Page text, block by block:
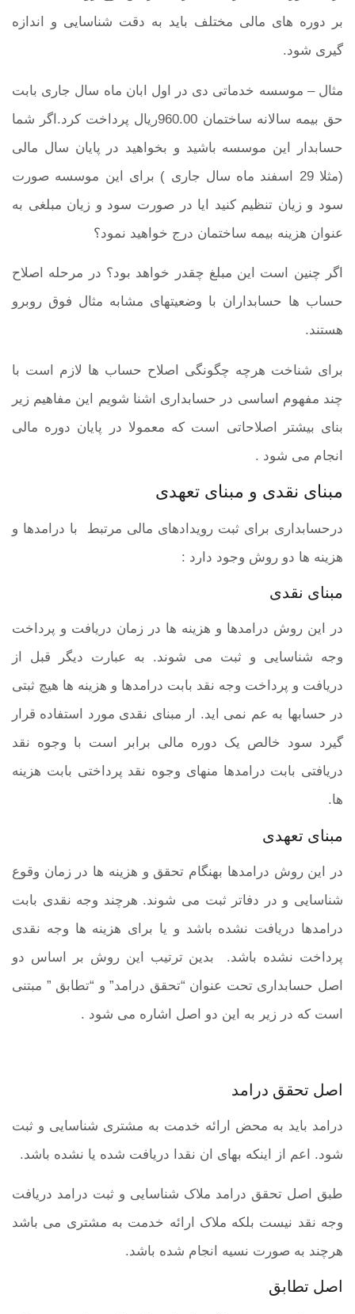
بر دوره های مالی مختلف باید به دقت شناسایی و اندازه
گیری شود.
مثال – موسسه خدماتی دی در اول ابان ماه سال جاری بابت
حق بیمه سالانه ساختمان 960.00ریال پرداخت کرد.اگر شما
حسابدار این موسسه باشید و بخواهید در پایان سال مالی
(مثلا 29 اسفند ماه سال جاری ) برای این موسسه صورت
سود و زیان تنظیم کنید ایا در صورت سود و زیان مبلغی به
عنوان هزینه بیمه ساختمان درج خواهید نمود؟
اگر چنین است این مبلغ چقدر خواهد بود؟ در مرحله اصلاح
حساب ها حسابداران با وضعیتهای مشابه مثال فوق روبرو
هستند.
برای شناخت هرچه چگونگی اصلاح حساب ها لازم است با
چند مفهوم اساسی در حسابداری اشنا شویم این مفاهیم زیر
بنای بیشتر اصلاحاتی است که معمولا در پایان دوره مالی
انجام می شود .
مبنای نقدی و مبنای تعهدی
درحسابداری برای ثبت رویدادهای مالی مرتبط با درامدها و
هزینه ها دو روش وجود دارد :
مبنای نقدی
در این روش درامدها و هزینه ها در زمان دریافت و پرداخت
وجه شناسایی و ثبت می شوند. به عبارت دیگر قبل از
دریافت و پرداخت وجه نقد بابت درامدها و هزینه ها هیچ ثبتی
در حسابها به عم نمی اید. ار مبنای نقدی مورد استفاده قرار
گیرد سود خالص یک دوره مالی برابر است با وجوه نقد
دریافتی بابت درامدها منهای وجوه نقد پرداختی بابت هزینه
ها.
مبنای تعهدی
در این روش درامدها بهنگام تحقق و هزینه ها در زمان وقوع
شناسایی و در دفاتر ثبت می شوند. هرچند وجه نقدی بابت
درامدها دریافت نشده باشد و یا برای هزینه ها وجه نقدی
پرداخت نشده باشد. بدین ترتیب این روش بر اساس دو
اصل حسابداری تحت عنوان “تحقق درامد” و “تطابق ” مبتنی
است که در زیر به این دو اصل اشاره می شود .
اصل تحقق درامد
درامد باید به محض ارائه خدمت به مشتری شناسایی و ثبت
شود. اعم از اینکه بهای ان نقدا دریافت شده یا نشده باشد.
طبق اصل تحقق درامد ملاک شناسایی و ثبت درامد دریافت
وجه نقد نیست بلکه ملاک ارائه خدمت به مشتری می باشد
هرچند به صورت نسیه انجام شده باشد.
اصل تطابق